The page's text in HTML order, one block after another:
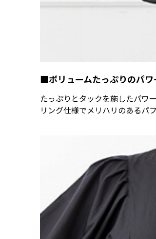
■ボリュームたっぷりのパワ
たっぷりとタックを施したパワ
リング仕様でメリハリのあるパ